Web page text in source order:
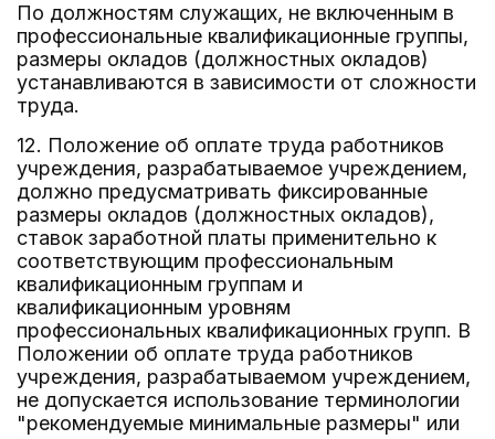
По должностям служащих, не включенным в
профессиональные квалификационные группы,
размеры окладов (должностных окладов)
устанавливаются в зависимости от сложности
труда.
12. Положение об оплате труда работников
учреждения, разрабатываемое учреждением,
должно предусматривать фиксированные
размеры окладов (должностных окладов),
ставок заработной платы применительно к
соответствующим профессиональным
квалификационным группам и
квалификационным уровням
профессиональных квалификационных групп. В
Положении об оплате труда работников
учреждения, разрабатываемом учреждением,
не допускается использование терминологии
"рекомендуемые минимальные размеры" или